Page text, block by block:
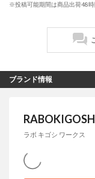
※投稿可能期間は商品出荷48
ブランド情報
ラボ キゴシ ワークス